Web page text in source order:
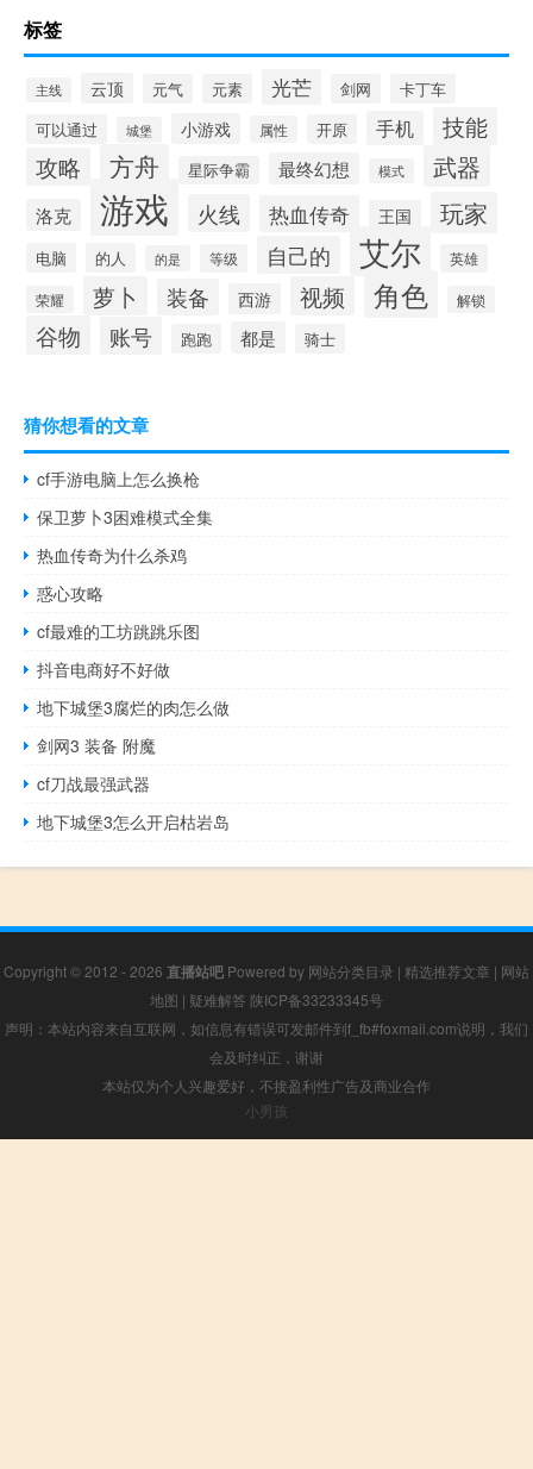
标签
主线 云顶 元气 元素 光芒 剑网
卡丁车
可以通过
城堡 小游戏 属性 开原 手机
技能
攻略
方舟 星际争霸 最终幻想 模式 武器
洛克 游戏 火线 热血传奇 王国 玩家
电脑 的人 的是 等级 自己的 艾尔 英雄
荣耀 萝卜 装备 西游 视频 角色 解锁
谷物 账号 跑跑 都是 骑士
猜你想看的文章
cf手游电脑上怎么换枪
保卫萝卜3困难模式全集
热血传奇为什么杀鸡
惑心攻略
cf最难的工坊跳跳乐图
抖音电商好不好做
地下城堡3腐烂的肉怎么做
剑网3 装备 附魔
cf刀战最强武器
地下城堡3怎么开启枯岩岛
Copyright © 2012 - 2026 直播站吧 Powered by 网站分类目录 | 精选推荐文章 | 网站
地图 | 疑难解答 陕ICP备33233345号
声明：本站内容来自互联网，如信息有错误可发邮件到f_fb#foxmail.com说明，我们
会及时纠正，谢谢
本站仅为个人兴趣爱好，不接盈利性广告及商业合作
小男孩